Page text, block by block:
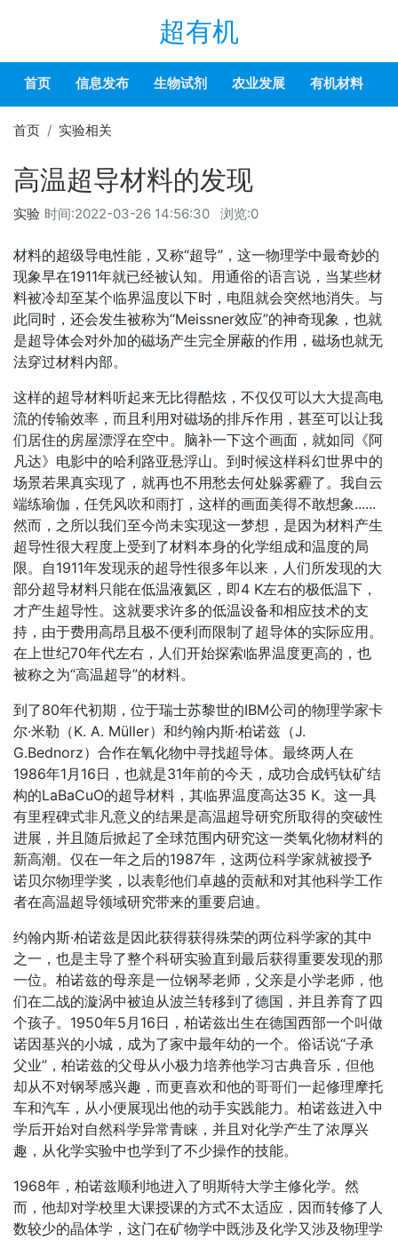
超有机
首页 信息发布 生物试剂 农业发展 有机材料
首页 实验相关
高温超导材料的发现
时间:2022-03-26 14:56:30 浏览:0
实验
材料的超级导电性能，又称“超导”，这一物理学中最奇妙的
现象早在1911年就已经被认知。用通俗的语言说，当某些材
料被冷却至某个临界温度以下时，电阻就会突然地消失。与
此同时，还会发生被称为“Meissner效应”的神奇现象，也就
是超导体会对外加的磁场产生完全屏蔽的作用，磁场也就无
法穿过材料内部。
这样的超导材料听起来无比得酷炫，不仅仅可以大大提高电
流的传输效率，而且利用对磁场的排斥作用，甚至可以让我
们居住的房屋漂浮在空中。脑补一下这个画面，就如同《阿
凡达》电影中的哈利路亚悬浮山。到时候这样科幻世界中的
场景若果真实现了，就再也不用愁去何处躲雾霾了。我自云
端练瑜伽，任凭风吹和雨打，这样的画面美得不敢想象......
然而，之所以我们至今尚未实现这一梦想，是因为材料产生
超导性很大程度上受到了材料本身的化学组成和温度的局
限。自1911年发现汞的超导性很多年以来，人们所发现的大
部分超导材料只能在低温液氦区，即4 K左右的极低温下，
才产生超导性。这就要求许多的低温设备和相应技术的支
持，由于费用高昂且极不便利而限制了超导体的实际应用。
在上世纪70年代左右，人们开始探索临界温度更高的，也
被称之为“高温超导”的材料。
到了80年代初期，位于瑞士苏黎世的IBM公司的物理学家卡
尔·米勒（K. A. Müller）和约翰内斯·柏诺兹（J.
G.Bednorz）合作在氧化物中寻找超导体。最终两人在
1986年1月16日，也就是31年前的今天，成功合成钙钛矿结
构的LaBaCuO的超导材料，其临界温度高达35 K。这一具
有里程碑式非凡意义的结果是高温超导研究所取得的突破性
进展，并且随后掀起了全球范围内研究这一类氧化物材料的
新高潮。仅在一年之后的1987年，这两位科学家就被授予
诺贝尔物理学奖，以表彰他们卓越的贡献和对其他科学工作
者在高温超导领域研究带来的重要启迪。
约翰内斯·柏诺兹是因此获得获得殊荣的两位科学家的其中
之一，也是主导了整个科研实验直到最后获得重要发现的那
一位。柏诺兹的母亲是一位钢琴老师，父亲是小学老师，他
们在二战的漩涡中被迫从波兰转移到了德国，并且养育了四
个孩子。1950年5月16日，柏诺兹出生在德国西部一个叫做
诺因基兴的小城，成为了家中最年幼的一个。俗话说“子承
父业”，柏诺兹的父母从小极力培养他学习古典音乐，但他
却从不对钢琴感兴趣，而更喜欢和他的哥哥们一起修理摩托
车和汽车，从小便展现出他的动手实践能力。柏诺兹进入中
学后开始对自然科学异常青睐，并且对化学产生了浓厚兴
趣，从化学实验中也学到了不少操作的技能。
1968年，柏诺兹顺利地进入了明斯特大学主修化学。然
而，他却对学校里大课授课的方式不太适应，因而转修了人
数较少的晶体学，这门在矿物学中既涉及化学又涉及物理学